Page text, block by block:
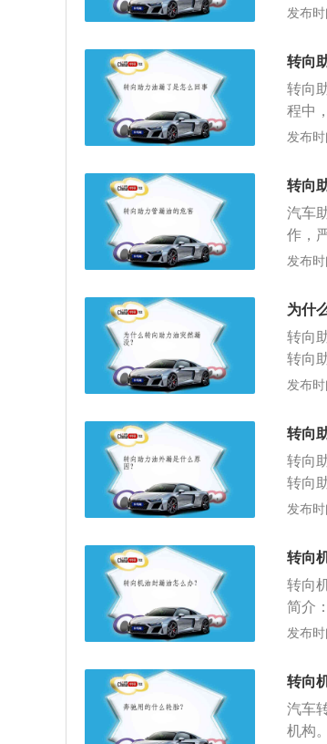
部位
平时
样的
件老
的情
了老
供的
(或气
控制
发布
转向
转向
程中
导致
泄漏
力系
的，
针对
是不
行驶
方向
发布
转向
汽车
作，
靠边
常轻
向助
力系
漏油
油管
螺栓
漏油
发布
为什
转向
转向
一次
入后
走，
向盘
毁坏
发布
转向
转向
转向
一次
入后
走，
向盘
毁坏
发布
转向
转向
简介
以使
动力
发布
转向
汽车
机构